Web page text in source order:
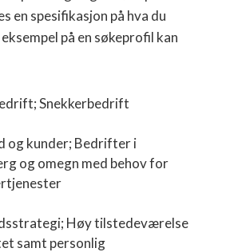
en spesifikasjon på hva du
på en søkeprofil kan
Snekkerbedrift
og kunder; Bedrifter i
og omegn med behov for
Høy tilstedeværelse
samt personlig